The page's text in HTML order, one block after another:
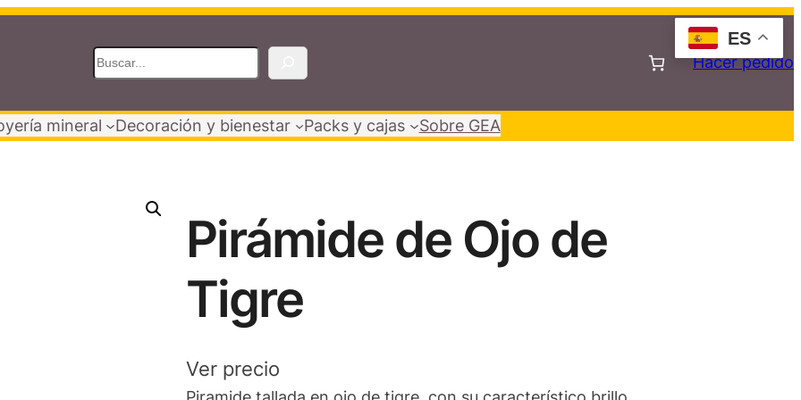
B
u
s
c
Hacer pedido
mineral Decoración y bienestar Packs y cajas Sobre GEA
Pirámide de Ojo de
Tigre
Ver precio
ES